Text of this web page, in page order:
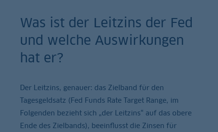
Was ist der Leitzins der Fed
und welche Auswirkungen
hat er?
Der Leitzins, genauer: das Zielband für den
Tagesgeldsatz (Fed Funds Rate Target Range, im
Folgenden bezieht sich „der Leitzins“ auf das obere
Ende des Zielbands), beeinflusst die Zinsen für